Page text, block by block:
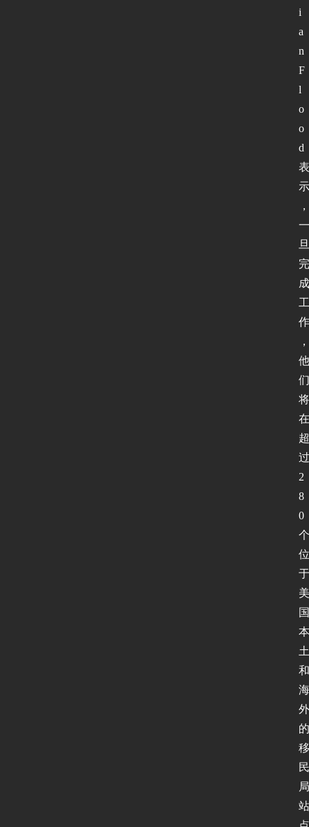
i
a
n
F
l
o
o
d
表
示
，
一
旦
完
成
工
作
，
他
们
将
在
超
过
2
8
0
个
位
于
美
国
本
土
和
海
外
的
移
民
局
站